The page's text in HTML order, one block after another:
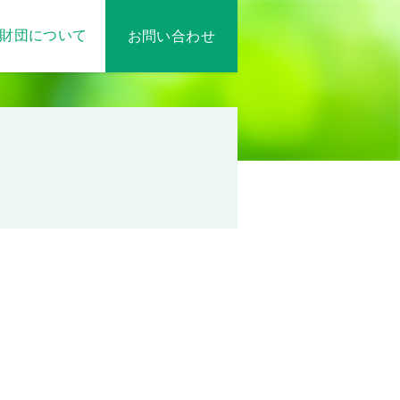
財団について お問い合わせ